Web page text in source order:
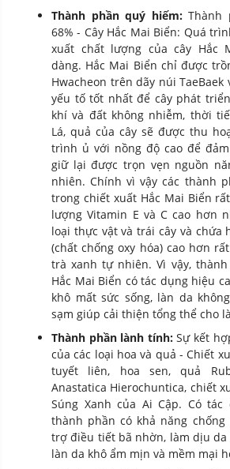
Thành phần quý hiếm: Thành
68% - Cây Hắc Mai Biển: Quá
xuất chất lượng của cây Hắc
dàng. Hắc Mai Biển chỉ được
Hwacheon trên dãy núi
yếu tố tốt nhất để cây phát
khí và đất không nhiễm, thời
Lá, quả của cây sẽ được thu
trình ủ với nồng độ cao để
giữ lại được trọn vẹn nguồn
nhiên. Chính vì vậy các thành
trong chiết xuất Hắc Mai Biển
lượng Vitamin E và C cao hơn
loại thực vật và trái cây và chứa
(chất chống oxy hóa) cao hơn
trà xanh tự nhiên. Vì vậy,
Hắc Mai Biển có tác dụng hiệu
khô mất sức sống, làn da
sạm giúp cải thiện tổng thể cho
Thành phần lành tính:Sự kết
của các loại hoa và quả - Chiết
tuyết liên, hoa sen, quả
Anastatica Hierochuntica, chiết
Súng Xanh của Ai Cập. Có
thành phần có khả năng chống
trợ điều tiết bã nhờn, làm dịu da
làn da khô ẩm mịn và mềm mại